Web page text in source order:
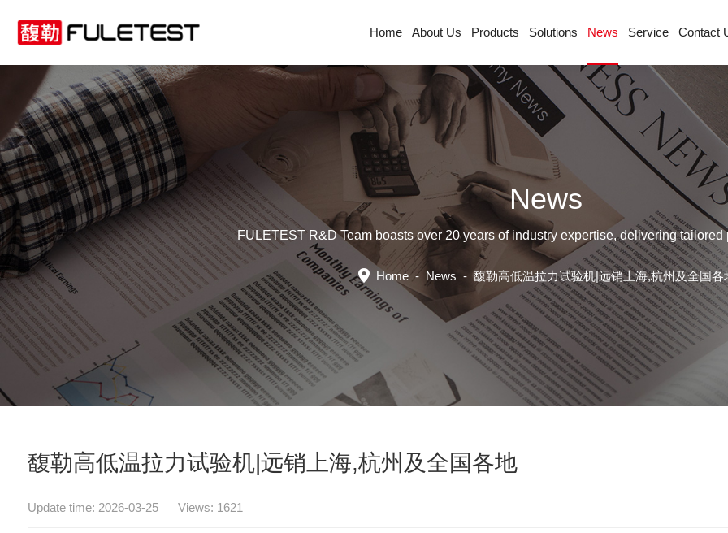
Home About Us Products Solutions News Service Contact
News
FULETEST R&D Team boasts over 20 years of industry expertise, delivering
Home - News - 馥勒高低温拉力试验机|远销上海,杭州及全国各
馥勒高低温拉力试验机|远销上海,杭州及全国各地
Update time: 2026-03-25 Views: 1621